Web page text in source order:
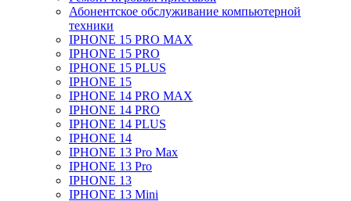
Абонентское обслуживание компьютерной
техники
IPHONE 15 PRO MAX
IPHONE 15 PRO
IPHONE 15 PLUS
IPHONE 15
IPHONE 14 PRO MAX
IPHONE 14 PRO
IPHONE 14 PLUS
IPHONE 14
IPHONE 13 Pro Max
IPHONE 13 Pro
IPHONE 13
IPHONE 13 Mini